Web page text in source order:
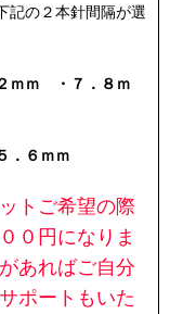
記の２本針間隔が選
ｍｍ ・７．８ｍ
．６ｍｍ
トご希望の際
０円になりま
あればご自分
ポートもいた